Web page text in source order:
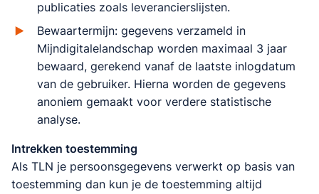
publicaties zoals leverancierslijsten.
Bewaartermijn: gegevens verzameld in
Mijndigitalelandschap worden maximaal 3 jaar
bewaard, gerekend vanaf de laatste inlogdatum
van de gebruiker. Hierna worden de gegevens
anoniem gemaakt voor verdere statistische
analyse.
Intrekken toestemming
Als TLN je persoonsgegevens verwerkt op basis van
toestemming dan kun je de toestemming altijd